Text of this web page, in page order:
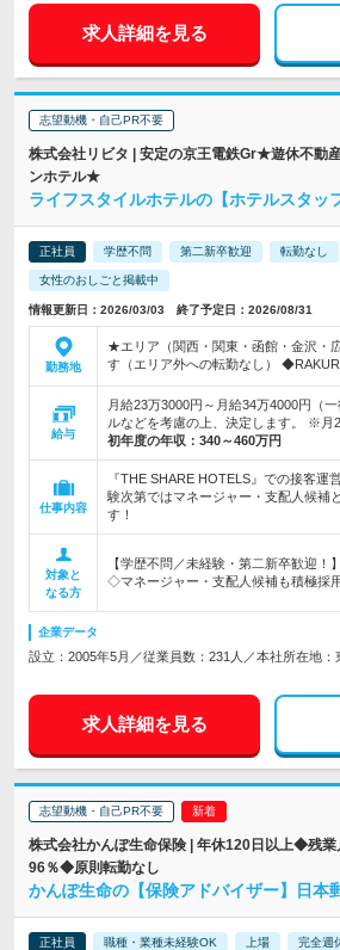
求人詳細を見る
志望動機・自己PR不要
株式会社リビタ | 安定の京王電鉄Gr★遊休不動
ンホテル★
ライフスタイルホテルの【ホテルスタッ
正社員 学歴不問 第二新卒歓迎 転勤なし
女性のおしごと掲載中
情報更新日：2026/03/03 終了予定日：2026/08/31
勤務地
★エリア（関西・関東・函館・金沢・
す（エリア外への転勤なし）
給与
月給23万3000円～月給34万4000円（
ルなどを考慮の上、決定します。 ※月
初年度の年収： 340～460万円
仕事内容
『THE SHARE HOTELS』での接客
験次第ではマネージャー・支配人候補
す！
対象と
なる方
【学歴不問／未経験・第二新卒歓迎
◇マネージャー・支配人候補も積極採
企業データ
設立：2005年5月／従業員数：231人／本社所在地：
求人詳細を見る
志望動機・自己PR不要
株式会社かんぽ生命保険 | 年休120日以上◆残
96％◆原則転勤なし
かんぽ生命の【保険アドバイザー】日本
正社員 職種・業種未経験OK 上場 完全週